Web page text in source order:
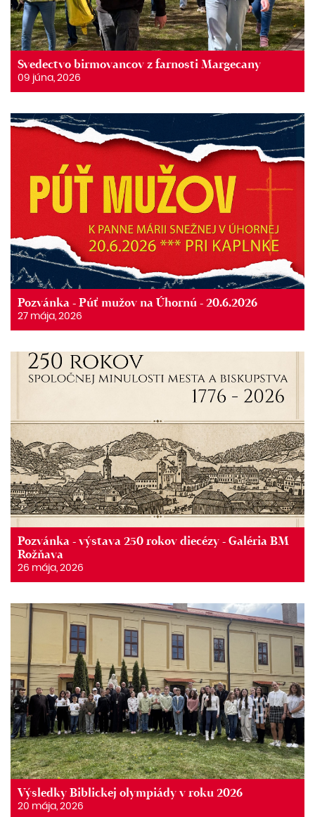
Svedectvo birmovancov z farnosti Margecany
09 júna, 2026
Pozvánka - Púť mužov na Úhornú - 20.6.2026
27 mája, 2026
Pozvánka - výstava 250 rokov diecézy - Galéria BM
Rožňava
26 mája, 2026
Výsledky Biblickej olympiády v roku 2026
20 mája, 2026